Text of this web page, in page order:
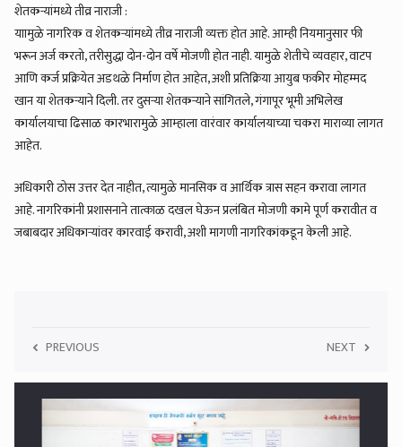
शेतकऱ्यांमध्ये तीव्र नाराजी :
याामुळे नागरिक व शेतकऱ्यांमध्ये तीव्र नाराजी व्यक्त होत आहे. आम्ही नियमानुसार फी
भरून अर्ज करतो, तरीसुद्धा दोन-दोन वर्षे मोजणी होत नाही. यामुळे शेतीचे व्यवहार, वाटप
आणि कर्ज प्रक्रियेत अडथळे निर्माण होत आहेत, अशी प्रतिक्रिया आयुब फकीर मोहम्मद
खान या शेतकऱ्याने दिली. तर दुसऱ्या शेतकऱ्याने सांगितले, गंगापूर भूमी अभिलेख
कार्यालयाचा ढिसाळ कारभारामुळे आम्हाला वारंवार कार्यालयाच्या चकरा माराव्या लागत
आहेत.
अधिकारी ठोस उत्तर देत नाहीत, त्यामुळे मानसिक व आर्थिक त्रास सहन करावा लागत
आहे. नागरिकांनी प्रशासनाने तात्काळ दखल घेऊन प्रलंबित मोजणी कामे पूर्ण करावीत व
जबाबदार अधिकाऱ्यांवर कारवाई करावी, अशी मागणी नागरिकांकडून केली आहे.
PREVIOUS NEXT